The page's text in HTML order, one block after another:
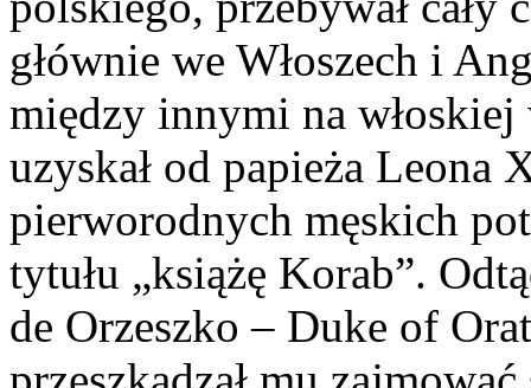
głównie we Włoszech i
między innymi na
uzyskał od papieża
pierworodnych męskich
tytułu „książę Korab”.
de Orzeszko – Duke of